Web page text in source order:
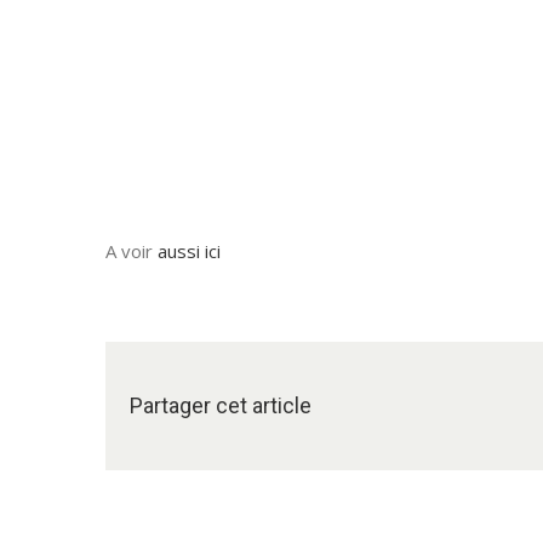
A voir aussi ici
Partager cet article